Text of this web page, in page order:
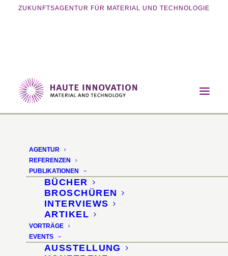
ZUKUNFTSAGENTUR FÜR MATERIAL UND TECHNOLOGIE
AGENTUR
REFERENZEN
PUBLIKATIONEN
BÜCHER
BROSCHÜREN
INTERVIEWS
ARTIKEL
VORTRÄGE
EVENTS
AUSSTELLUNG
Home Magazin
Nachhaltigkeit
VEIO textile Schalen
VEIO textile Schalen
Drechseln von Alttextilien
15. April 2013